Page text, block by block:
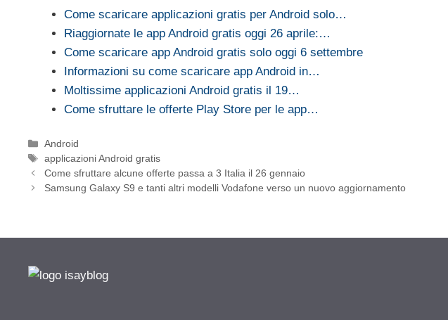
Come scaricare applicazioni gratis per Android solo…
Riaggiornate le app Android gratis oggi 26 aprile:…
Come scaricare app Android gratis solo oggi 6 settembre
Informazioni su come scaricare app Android in…
Moltissime applicazioni Android gratis il 19…
Come sfruttare le offerte Play Store per le app…
Categorie
Android
Tag
applicazioni Android gratis
Come sfruttare alcune offerte passa a 3 Italia il 26 gennaio
Samsung Galaxy S9 e tanti altri modelli Vodafone verso un nuovo aggiornamento